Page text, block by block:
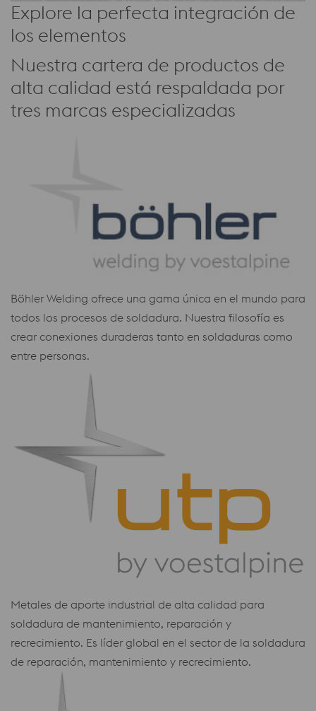
Conozca más
Explore la perfecta integración de
los elementos
Nuestra cartera de productos de
alta calidad está respaldada por
tres marcas especializadas
Böhler Welding ofrece una gama única en el mundo para
todos los procesos de soldadura. Nuestra filosofía es
crear conexiones duraderas tanto en soldaduras como
entre personas.
Metales de aporte industrial de alta calidad para
soldadura de mantenimiento, reparación y
recrecimiento. Es líder global en el sector de la soldadura
de reparación, mantenimiento y recrecimiento.